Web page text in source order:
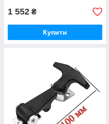
1 552 ₴
Купити